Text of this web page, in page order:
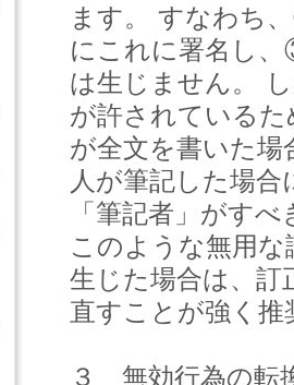
ます。 すなわち
にこれに署名し
は生じません。
が許されているた
が全文を書いた場
人が筆記した場
「筆記者」がす
このような無用
生じた場合は、訂
直すことが強く推
３ 無効行為の転